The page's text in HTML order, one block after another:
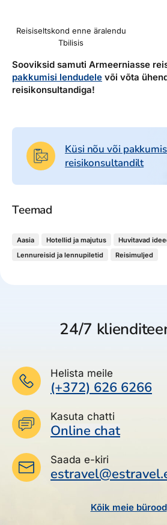
Reisiseltskond enne äralendu
Tbilisis
Sooviksid samuti Armeerniasse
pakkumisi lendudele või võta
reisikonsultandiga!
Küsi nõu või
reisikonsultandilt
Teemad
Aasia Hotellid ja majutus
Huvitavad
Lennureisid ja lennupiletid
Reisimuljed
24/7
Helista meile
(+372) 626 6266
Kasuta chatti
Online chat
Saada e-kiri
Kõik meie bürood